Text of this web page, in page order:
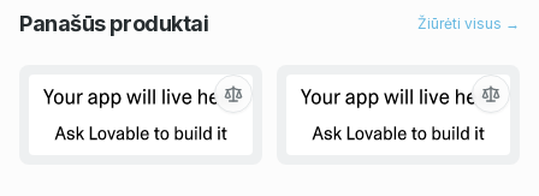
Panašūsproduktai Žiūrėti visus →